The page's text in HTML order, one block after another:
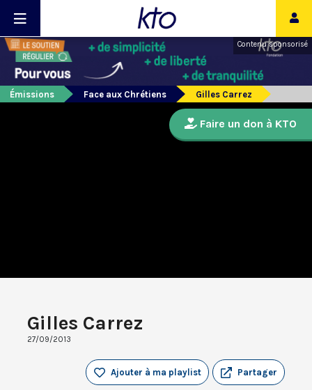
Contenu sponsorisé
Émissions Face aux Chrétiens Gilles Carrez
Gilles Carrez
27/09/2013
Partager
Ajouter à ma playlist
Faire un don à KTO